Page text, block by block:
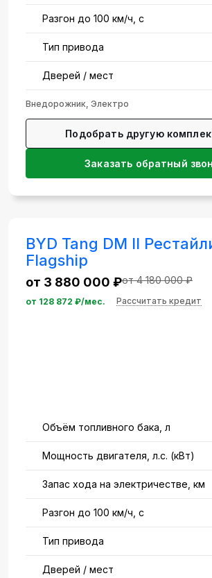
Разгон до 100 км/ч, с
Тип привода
Дверей / мест
Внедорожник, Электро
Подобрать другую
Заказать обратный
BYD Tang DM II
Flagship
от 3 880 000 ₽от 4 180 000 ₽
от 128 872 ₽/мес. Рассчитать кредит
Объём топливного бака, л
Мощность двигателя, л.с. (кВт)
Запас хода на электричестве, км
Разгон до 100 км/ч, с
Тип привода
Дверей / мест